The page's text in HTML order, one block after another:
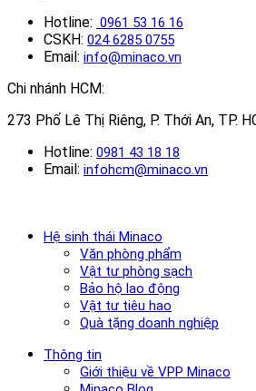
Hotline: 0961 53 16 16
CSKH: 024 6285 0755
Email: info@minaco.vn
Chi nhánh HCM:
273 Phố Lê Thị Riêng, P. Thới An, TP.
Hotline: 0981 43 18 18
Email: infohcm@minaco.vn
Hệ sinh thái Minaco
Văn phòng phẩm
Vật tư phòng sạch
Bảo hộ lao động
Vật tư tiêu hao
Quà tặng doanh nghiệp
Thông tin
Giới thiệu về VPP Minaco